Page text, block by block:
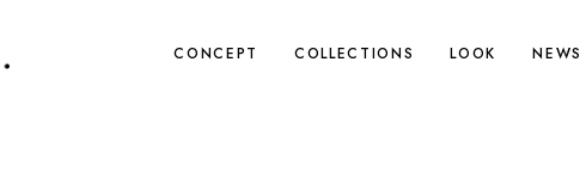
CONCEPT COLLECTIONS LOOK NEWS